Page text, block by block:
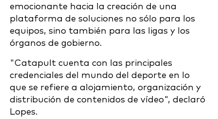
emocionante hacia la creación de una
plataforma de soluciones no sólo para los
equipos, sino también para las ligas y los
órganos de gobierno.
"Catapult cuenta con las principales
credenciales del mundo del deporte en lo
que se refiere a alojamiento, organización y
distribución de contenidos de vídeo", declaró
Lopes.